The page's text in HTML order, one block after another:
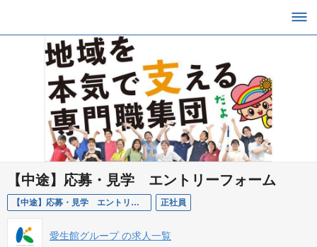
【中途】応募・見学 エントリーフォーム
【中途】応募・見学 エントリーフォーム 正社員
愛生館グループ の求人一覧